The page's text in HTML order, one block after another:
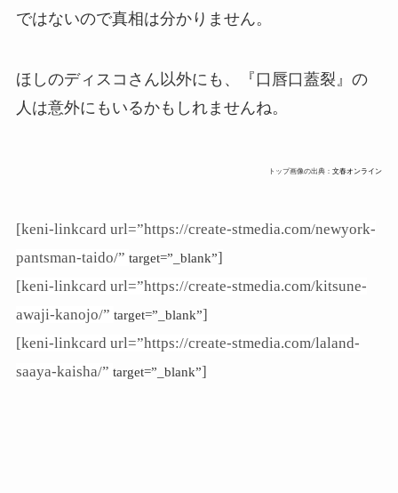
ではないので真相は分かりません。
ほしのディスコさん以外にも、『口唇口蓋裂』の
人は意外にもいるかもしれませんね。
トップ画像の出典：文春オンライン
[keni-linkcard url=”https://create-stmedia.com/newyork-
pantsman-taido/” target=”_blank”]
[keni-linkcard url=”https://create-stmedia.com/kitsune-
awaji-kanojo/” target=”_blank”]
[keni-linkcard url=”https://create-stmedia.com/laland-
saaya-kaisha/” target=”_blank”]